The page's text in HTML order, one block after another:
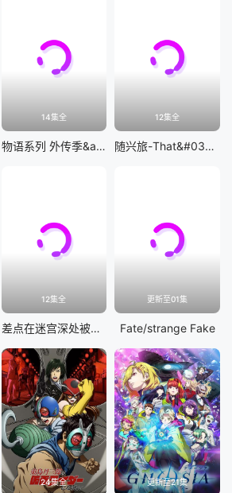
14集全
物语系列 外传季&amp;怪物季
12集全
随兴旅-That&#039;s Journey-
12集全
差点在迷宫深处被信任的伙伴杀掉，但靠着天赐技能「无限扭蛋」获得等级9999的伙伴，我要向前队友和世界展开复仇&amp;「给他们好看！」
更新至01集
Fate/strange Fake
24集全 更新至21集